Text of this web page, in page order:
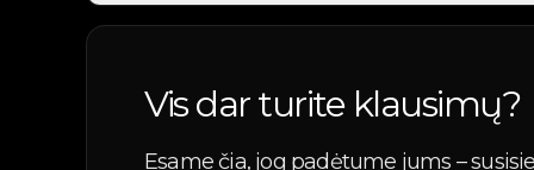
Nuomojant automobilį su vairuotoju, rida
Vis dar turite klausimų?
Esame čia, jog padėtume jums –